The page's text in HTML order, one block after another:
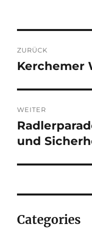
ZURÜCK
Vorheriger
Kerchemer
WEITER
Nächster
Beitrag:
und
Categories